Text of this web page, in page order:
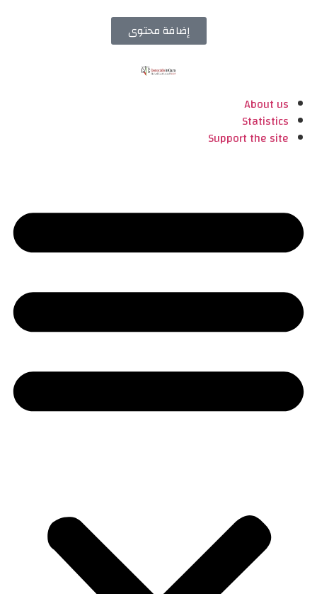
إضافة محتوى
About us
Statistics
Support the site